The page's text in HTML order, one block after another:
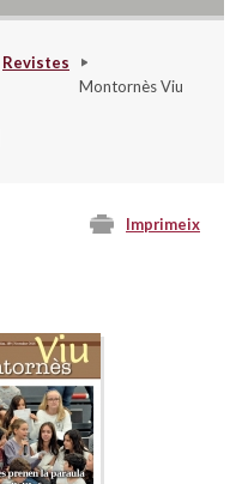
Revistes
Montornès Viu
Imprimeix